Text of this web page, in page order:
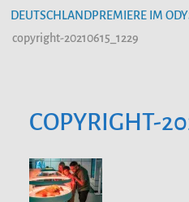
DEUTSCHLANDPREMIERE IM
copyright-20210615_1229
COPYRIGHT-